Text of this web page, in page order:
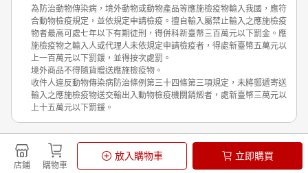
店鋪 購物車
放入購物車 立即購買
為防治動物傳染病，境外動物或動物產品等應施檢疫物輸入我國，應符
合動物檢疫規定，並依規定申請檢疫。擅自輸入屬禁止輸入之應施檢疫
物者最高可處七年以下有期徒刑，得併科新臺幣三百萬元以下罰金。應
施檢疫物之輸入人或代理人未依規定申請檢疫者，得處新臺幣五萬元以
上一百萬元以下罰鍰，並得按次處罰。
境外商品不得隨貨贈送應施檢疫物。
收件人違反動物傳染病防治條例第三十四條第三項規定，未將郵遞寄送
輸入之應施檢疫物送交輸出入動物檢疫機關銷燬者，處新臺幣三萬元以
上十五萬元以下罰鍰。
Shopping is Entertainment!
非洲豬瘟政策宣導
隱私權政策
© Rakuten Group, Inc.